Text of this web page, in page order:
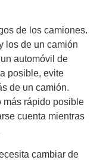
de los camiones.
los de un camión
automóvil de
posible, evite
de un camión.
más rápido posible
cuenta mientras
cambiar de